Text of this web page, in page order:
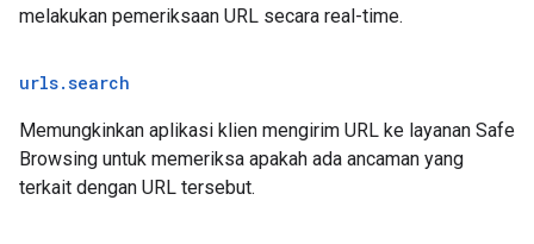
melakukan pemeriksaan URL secara real-time.
urls.search
Memungkinkan aplikasi klien mengirim URL ke layanan Safe
Browsing untuk memeriksa apakah ada ancaman yang
terkait dengan URL tersebut.